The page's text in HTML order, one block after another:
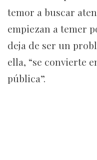
temor a buscar
empiezan a temer
deja de ser un
ella, “se convierte
pública”.